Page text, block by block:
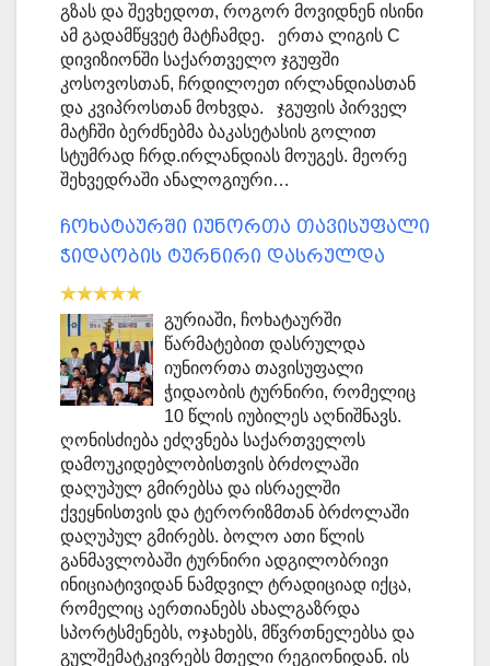
გზას და შევხედოთ, როგორ მოვიდნენ ისინი
ამ გადამწყვეტ მატჩამდე. ერთა ლიგის C
დივიზიონში საქართველო ჯგუფში
კოსოვოსთან, ჩრდილოეთ ირლანდიასთან
და კვიპროსთან მოხვდა. ჯგუფის პირველ
მატჩში ბერძნებმა ბაკასეტასის გოლით
სტუმრად ჩრდ.ირლანდიას მოუგეს. მეორე
შეხვედრაში ანალოგიური…
ჩოხატაურში იუნორთა თავისუფალი
ჭიდაობის ტურნირი დასრულდა
გურიაში, ჩოხატაურში
წარმატებით დასრულდა
იუნიორთა თავისუფალი
ჭიდაობის ტურნირი, რომელიც
10 წლის იუბილეს აღნიშნავს.
ღონისძიება ეძღვნება საქართველოს
დამოუკიდებლობისთვის ბრძოლაში
დაღუპულ გმირებსა და ისრაელში
ქვეყნისთვის და ტერორიზმთან ბრძოლაში
დაღუპულ გმირებს. ბოლო ათი წლის
განმავლობაში ტურნირი ადგილობრივი
ინიციატივიდან ნამდვილ ტრადიციად იქცა,
რომელიც აერთიანებს ახალგაზრდა
სპორტსმენებს, ოჯახებს, მწვრთნელებსა და
გულშემატკივრებს მთელი რეგიონიდან. ის